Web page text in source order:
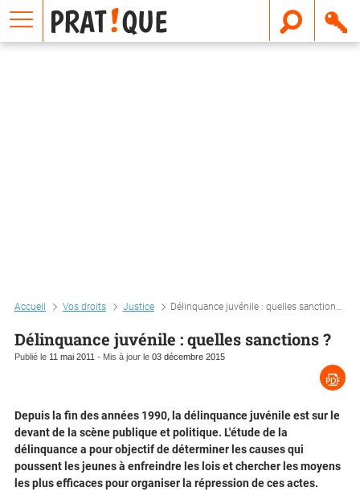
Accueil Vos droits Justice Délinquance juvénile : quelles sanctions ?
Délinquance juvénile : quelles sanctions ?
Publié le 11 mai 2011 - Mis à jour le 03 décembre 2015
Depuis la fin des années 1990, la délinquance juvénile est sur le
devant de la scène publique et politique. L'étude de la
délinquance a pour objectif de déterminer les causes qui
poussent les jeunes à enfreindre les lois et chercher les moyens
les plus efficaces pour organiser la répression de ces actes.
E
m
a